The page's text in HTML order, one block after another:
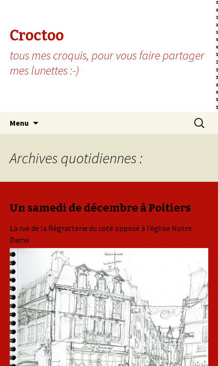
Croctoo
tous mes croquis, pour vous faire partager
mes lunettes :-)
Menu
Archives quotidiennes :
Un samedi de décembre à Poitiers
La rue de la Régratterie du coté opposé à l’église Notre
Dame